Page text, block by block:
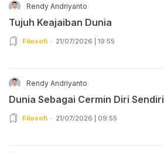
Rendy Andriyanto
Tujuh Keajaiban Dunia
Filosofi 21/07/2026 | 19:55
Rendy Andriyanto
Dunia Sebagai Cermin Diri Sendiri
Filosofi 21/07/2026 | 09:55